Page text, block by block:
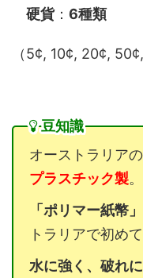
硬貨： 6種類
（5¢, 10¢, 20¢,
豆知識
オーストラリアの
プラスチック製。
「ポリマー紙幣」
トラリアで初め
水に強く、破れ